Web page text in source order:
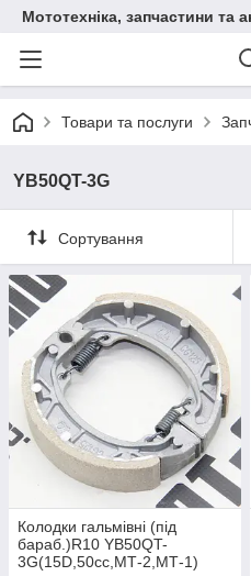
Мототехніка, запчастини та
Товари та послуги
YB50QT-3G
Сортування
Колодки гальмівні (під
бараб.)R10 YB50QT-
3G(15D,50cc,МТ-2,МТ-1)